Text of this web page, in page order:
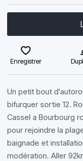
Enregistrer
Un petit bout
bifurquer sortie 12.
Cassel a Bourbourg
pour rejoindre la
baignade et
modération. Aller